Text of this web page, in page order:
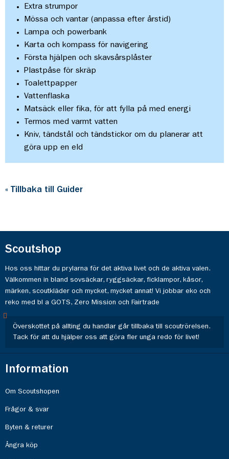
Extra strumpor
Mössa och vantar (anpassa efter årstid)
Lampa och powerbank
Karta och kompass för navigering
Första hjälpen och skavsårsplåster
Plastpåse för skräp
Toalettpapper
Vattenflaska
Matsäck eller fika, för att fylla på med energi
Termos med varmt vatten
Kniv, tändstål och tändstickor om du planerar att
göra upp en eld
« Tillbaka till Guider
Scoutshop
Hos oss hittar du prylarna för det aktiva livet och de aktiva valen.
Välkommen in bland sovsäckar, ryggsäckar, ficklampor, kåsor,
märken, scoutkläder och mycket, mycket annat! Vi jobbar eko och
reko med bl a GOTS, Zero Mission och Fairtrade
Överskottet på allting du handlar går tillbaka till scoutrörelsen.
Tack för att du hjälper oss att göra fler unga redo för livet!
Information
Om Scoutshopen
Frågor & svar
Byten & returer
Ångra köp